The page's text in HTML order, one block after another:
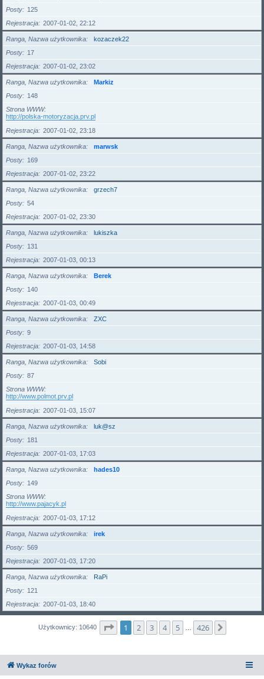
Posty
125
Rejestracja
2007-01-02, 22:12
Ranga, Nazwa użytkownika
kozaczek22
Posty
17
Rejestracja
2007-01-02, 23:02
Ranga, Nazwa użytkownika
Markiz
Posty
148
Strona WWW
http://polska-motoryzacja.prv.pl
Rejestracja
2007-01-02, 23:18
Ranga, Nazwa użytkownika
marwsk
Posty
169
Rejestracja
2007-01-02, 23:22
Ranga, Nazwa użytkownika
grzech7
Posty
54
Rejestracja
2007-01-02, 23:30
Ranga, Nazwa użytkownika
lukiszka
Posty
131
Rejestracja
2007-01-03, 00:13
Ranga, Nazwa użytkownika
Berek
Posty
140
Rejestracja
2007-01-03, 00:49
Ranga, Nazwa użytkownika
ZXC
Posty
9
Rejestracja
2007-01-03, 14:58
Ranga, Nazwa użytkownika
Sobi
Posty
87
Strona WWW
http://www.polmot.prv.pl
Rejestracja
2007-01-03, 15:07
Ranga, Nazwa użytkownika
luk@sz
Posty
181
Rejestracja
2007-01-03, 17:03
Ranga, Nazwa użytkownika
hades10
Posty
149
Strona WWW
http://www.pajacyk.pl
Rejestracja
2007-01-03, 17:12
Ranga, Nazwa użytkownika
irek
Posty
569
Rejestracja
2007-01-03, 17:20
Ranga, Nazwa użytkownika
RaPi
Posty
121
Rejestracja
2007-01-03, 18:40
Użytkownicy: 10640 Strona1 z426
1 2 3 4 5 426
Wykaz forów